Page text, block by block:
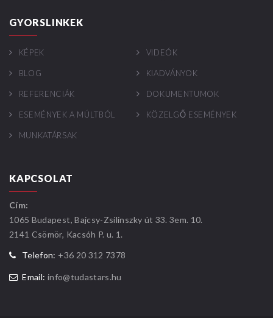
GYORSLINKEK
KÉPEK VIDEÓK
BLOG KIADVÁNYOK
REFERENCIÁK DOKUMENTUMOK
ESEMÉNYEK A MÚLTBÓL KÖZELGŐ ESEMÉNYEK
MUNKATÁRSAK
KAPCSOLAT
Cím:
1065 Budapest, Bajcsy-Zsilinszky út 33. 3em. 10.
2141 Csömör, Kacsóh P. u. 1.
Telefon: +36 20 312 7378
Email: info@tudastars.hu